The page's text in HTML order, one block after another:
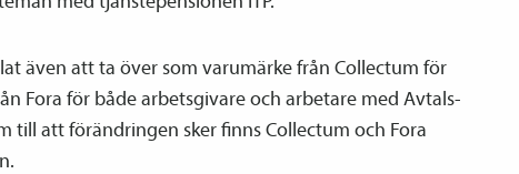
även att ta över som varumärke från Collectum för
Fora för både arbetsgivare och arbetare med Avtals­
till att förändringen sker finns Collectum och Fora